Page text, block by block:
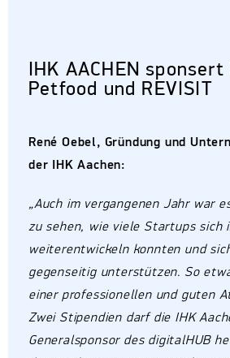
IHK AACHEN sponsert
Petfood und REVISIT
René Oebel, Gründung und
der IHK Aachen:
„Auch im vergangenen Jahr war
zu sehen, wie viele Startups sich
weiterentwickeln konnten und
gegenseitig unterstützen. So
einer professionellen und guten
Zwei Stipendien darf die IHK
Generalsponsor des digitalHUB